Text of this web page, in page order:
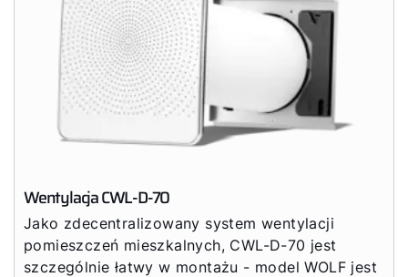
Wentylacja CWL-D-70
Jako zdecentralizowany system wentylacji
pomieszczeń mieszkalnych, CWL-D-70 jest
szczególnie łatwy w montażu - model WOLF jest